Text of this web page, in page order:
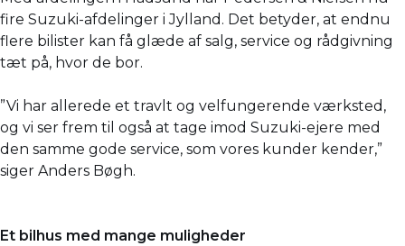
fire Suzuki-afdelinger i Jylland. Det betyder, at endnu
flere bilister kan få glæde af salg, service og rådgivning
tæt på, hvor de bor.
”Vi har allerede et travlt og velfungerende værksted,
og vi ser frem til også at tage imod Suzuki-ejere med
den samme gode service, som vores kunder kender,”
siger Anders Bøgh.
Et bilhus med mange muligheder